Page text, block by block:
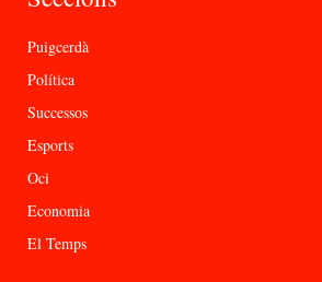
Puigcerdà
Política
Successos
Esports
Oci
Economia
El Temps